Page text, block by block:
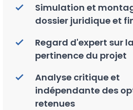
Simulation et
dossier juridique et
Regard d'expert sur la
pertinence du projet
Analyse critique et
indépendante des
retenues